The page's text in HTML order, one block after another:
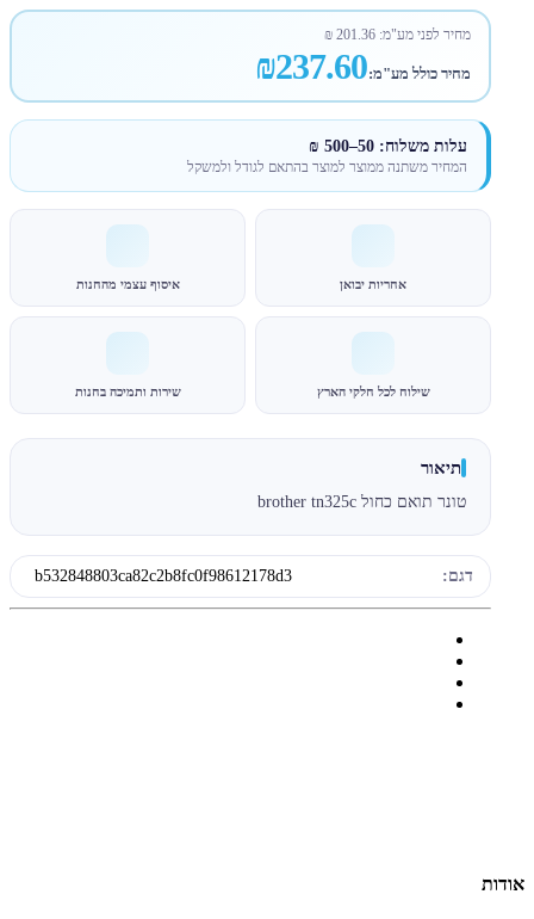
מחיר לפני מע"מ:201.36
₪
מחיר כולל מע"מ:₪237.60
עלות משלוח: 50–500 ₪
המחיר משתנה ממוצר למוצר בהתאם לגודל ולמשקל
אחריות יבואן איסוף עצמי מהחנות
שילוח לכל חלקי הארץ שירות ותמיכה בחנות
תיאור
טונר תואם כחול brother tn325c
דגם: b532848803ca82c2b8fc0f98612178d3
אודות